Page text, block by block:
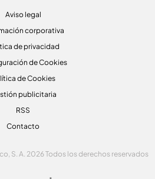
Aviso legal
corporativa
de privacidad
de Cookies
de Cookies
publicitaria
RSS
Contacto
S. A. 2026 Todos los derechos reservados